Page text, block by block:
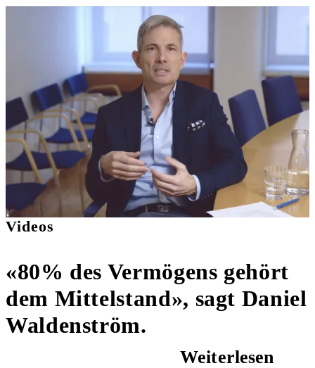
Videos
«80% des Vermögens gehört
dem Mittelstand», sagt Daniel
Waldenström.
Weiterlesen